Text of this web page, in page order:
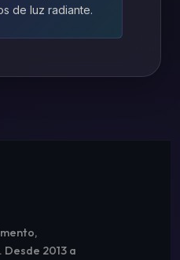
de luz radiante.
2013 a